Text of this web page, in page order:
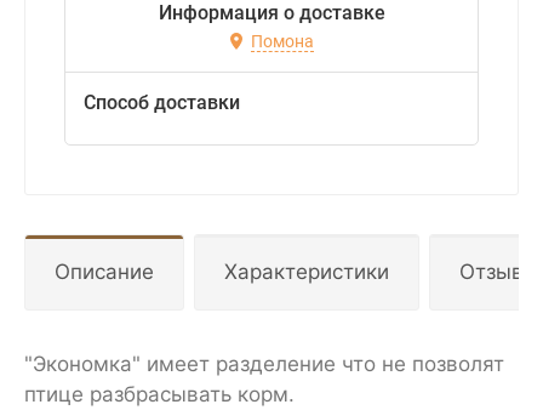
Информация о доставке
Помона
Способ доставки
Описание Характеристики
"Экономка" имеет разделение что не позволят
птице разбрасывать корм.